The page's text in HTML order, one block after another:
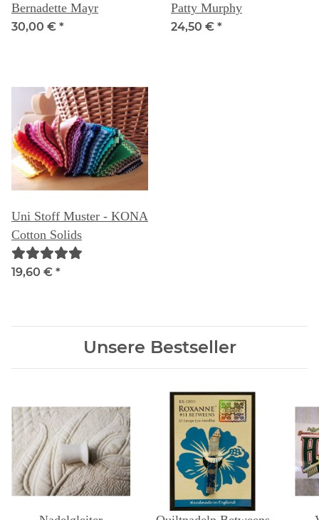
Bernadette Mayr
30,00 € *
Patty Murphy
24,50 € *
Uni Stoff Muster - KONA
Cotton Solids
19,60 € *
Unsere Bestseller